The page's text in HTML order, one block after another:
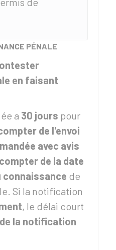
PÉNALE
en faisant
a 30 jours pour
de l'envoi
avec avis
de la date
connaissance de
Si la notification
, le délai court
la notification